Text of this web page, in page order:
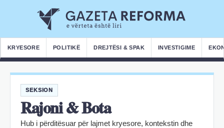
KRYESORE POLITIKË DREJTËSI & SPAK INVESTIGIME
SEKSION
Rajoni & Bota
Hub i përditësuar për lajmet kryesore, kontekstin dhe